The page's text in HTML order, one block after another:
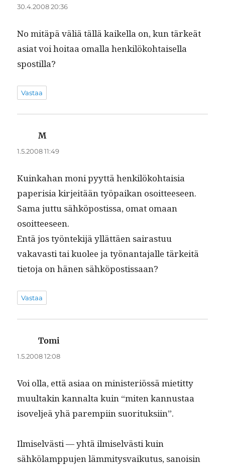
30.4.2008 20:36
No mitäpä väliä täl­lä kaikel­la on, kun tärkeät
asi­at voi hoitaa oma­l­la henkilöko­htaisel­la
spostilla?
Vastaa
Msanoo:
1.5.2008 11:49
Kuinka­han moni pyyt­tä henkilöko­htaisia
paperisia kir­jeitään työ­paikan osoit­teeseen.
Sama jut­tu sähkö­postis­sa, omat omaan
osoitteeseen.
Entä jos työn­tek­i­jä yllät­täen sairas­tuu
vakavasti tai kuolee ja työ­nan­ta­jalle tärkeitä
tieto­ja on hänen sähköpostissaan?
Vastaa
Tomi
1.5.2008 12:08
Voi olla, että asi­aa on min­is­ter­iössä mietit­ty
muul­takin kannal­ta kuin “miten kan­nus­taa
isovel­jeä yhä parem­pi­in suorituksiin”.
Ilmi­selvästi — yhtä ilmi­selvästi kuin
sähkölamp­pu­jen läm­mi­tys­vaiku­tus, sanois­in